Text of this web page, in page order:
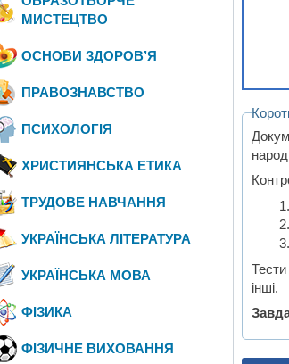
інші.
МИСТЕЦТВО
ОСНОВИ ЗДОРОВ’Я
ПРАВОЗНАВСТВО
ПСИХОЛОГІЯ
ХРИСТИЯНСЬКА ЕТИКА
ТРУДОВЕ НАВЧАННЯ
УКРАЇНСЬКА ЛІТЕРАТУРА
УКРАЇНСЬКА МОВА
ФІЗИКА
ФІЗИЧНЕ ВИХОВАННЯ